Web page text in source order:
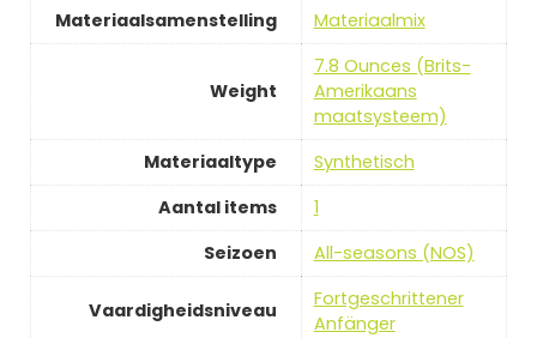
Materiaalsamenstelling
‎Materiaalmix
Weight
‎7.8 Ounces (Brits-
Amerikaans
maatsysteem)
Materiaaltype
‎Synthetisch
Aantal items
‎1
Seizoen
‎All-seasons (NOS)
Vaardigheidsniveau
‎Fortgeschrittener
Anfänger